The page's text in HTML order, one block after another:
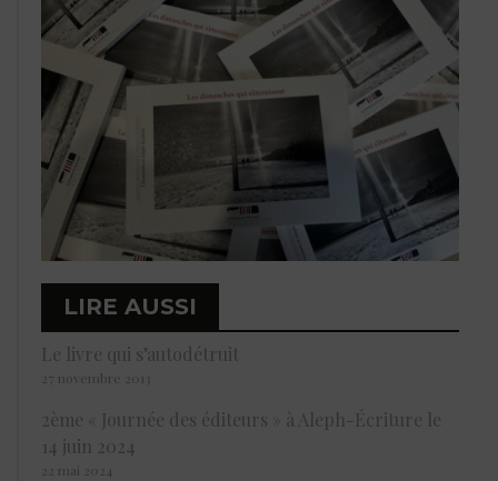
LIRE AUSSI
Le livre qui s’autodétruit
27 novembre 2013
2ème « Journée des éditeurs » à Aleph-Écriture le
14 juin 2024
22 mai 2024